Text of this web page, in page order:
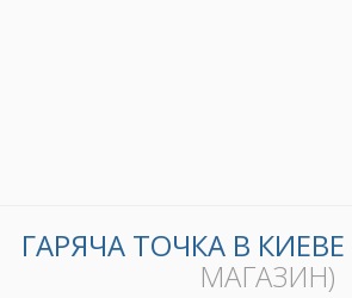
ГАРЯЧА ТОЧКА В КИЕВЕ
МАГАЗИН)